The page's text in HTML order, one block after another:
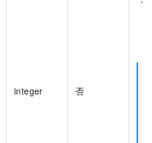
integer 否